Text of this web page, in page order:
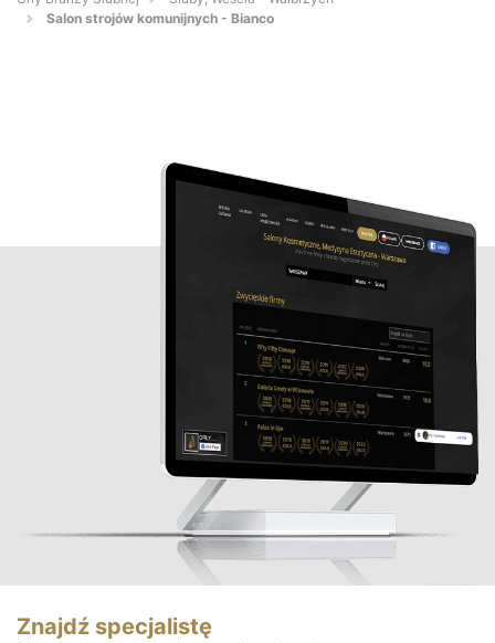
Salon strojów komunijnych - Bianco
Znajdź specjalistę